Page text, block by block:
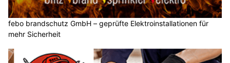
febo brandschutz GmbH – geprüfte Elektroinstallationen für
mehr Sicherheit